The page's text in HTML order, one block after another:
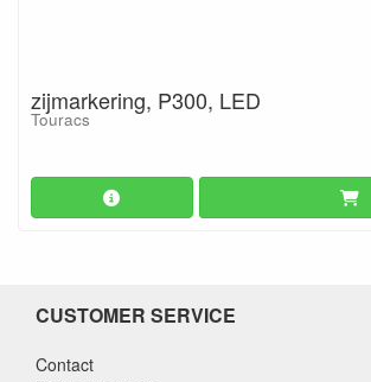
zijmarkering, P300, LED
Touracs
CUSTOMER SERVICE
Contact